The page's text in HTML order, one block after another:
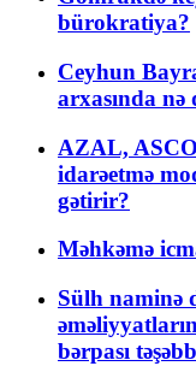
bürokratiya?
Ceyhun
arxasında nə
AZAL,
idarəetmə
gətirir?
Məhkəmə
Sülh naminə
bərpası